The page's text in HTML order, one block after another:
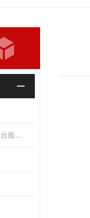
304不锈钢防水电子地磅超低台面带斜坡